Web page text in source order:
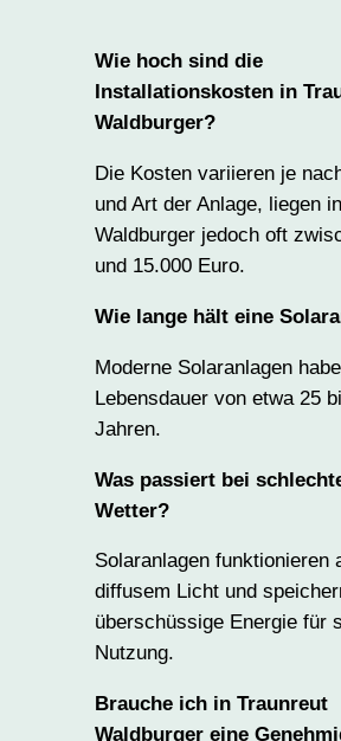
Wie hoch sind die
Installationskosten in
Waldburger?
Die Kosten variieren je
und Art der Anlage, liegen
Waldburger jedoch oft
und 15.000 Euro.
Wie lange hält eine
Moderne Solaranlagen
Lebensdauer von etwa 25
Jahren.
Was passiert bei
Wetter?
Solaranlagen funktionieren
diffusem Licht und
überschüssige Energie für
Nutzung.
Brauche ich in Traunreut
Waldburger eine